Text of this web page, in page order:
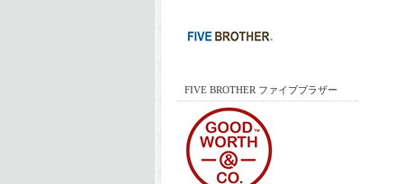
FIVE BROTHER ファイブブラザー